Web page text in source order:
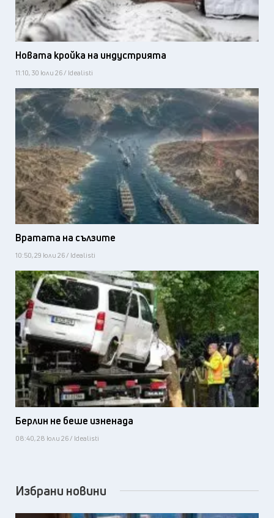
Новата кройка на индустрията
11:10, 30 юли 26 / Idealisti
Вратата на сълзите
10:50, 29 юли 26 / Idealisti
Берлин не беше изненада
08:40, 28 юли 26 / Idealisti
Избрани новини